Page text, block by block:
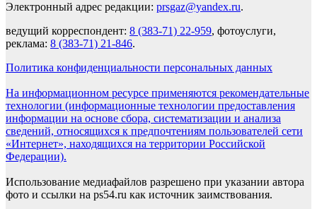
Электронный адрес редакции: prsgaz@yandex.ru.
ведущий корреспондент: 8 (383-71) 22-959, фотоуслуги,
реклама: 8 (383-71) 21-846.
Политика конфиденциальности персональных данных
На информационном ресурсе применяются рекомендательные
технологии (информационные технологии предоставления
информации на основе сбора, систематизации и анализа
сведений, относящихся к предпочтениям пользователей сети
«Интернет», находящихся на территории Российской
Федерации).
Использование медиафайлов разрешено при указании автора
фото и ссылки на ps54.ru как источник заимствования.